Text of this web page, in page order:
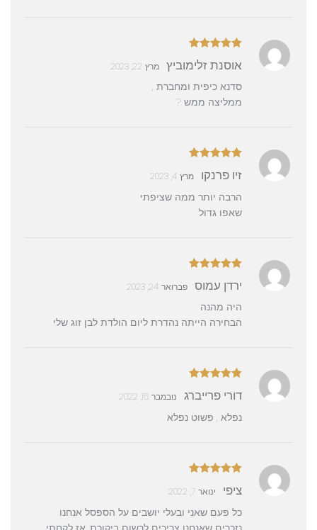
5
אוסנת זלימוביץ מרץ 22, 2023
סדנא כיפית ומחברת ,
ממליצה ממש ?
5
זיו פרנקו מרץ 4, 2023
הרבה יותר ממה שציפתי
שאפו גדול
5
ירדן עמוס פברואר 24, 2023
היה מהנה
הבחירה הייתה נהדרת ליום הולדת לבן זוג שלי
5דורי פרייברג נובמבר 16, 2022
נפלא , פשוט נפלא
5
ציפי ינואר 7, 2022
כל פעם שאני ובעלי יושבים על הספסל אנחנו